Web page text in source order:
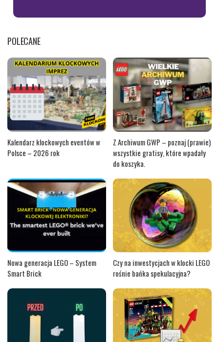
POLECANE
Kalendarz klockowych eventów w
Polsce – 2026 rok
Z Archiwum GWP – poznaj (prawie)
wszystkie gratisy, które wpadały
do koszyka.
Nowa generacja LEGO – System
Smart Brick
Czy na inwestycjach w klocki LEGO
rośnie bańka spekulacyjna?